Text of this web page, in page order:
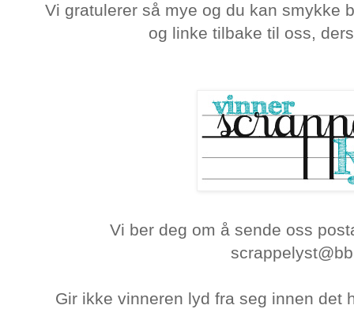
Vi gratulerer så mye og du kan smykke
og linke tilbake til oss,
Vi ber deg om å sende oss
Gir ikke vinneren lyd fra seg innen det